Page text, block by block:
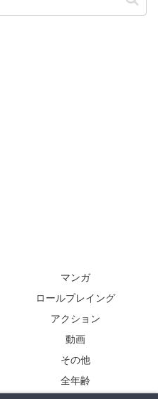
マンガ
ロールプレイング
アクション
動画
その他
全年齢